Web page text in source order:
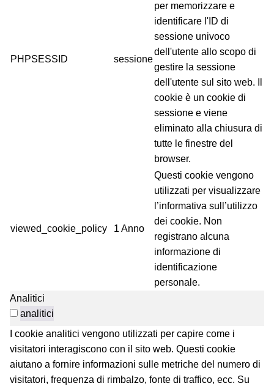
PHPSESSID sessione
per memorizzare e
identificare l'ID di
sessione univoco
dell'utente allo scopo di
gestire la sessione
dell'utente sul sito web. Il
cookie è un cookie di
sessione e viene
eliminato alla chiusura di
tutte le finestre del
browser.
viewed_cookie_policy 1 Anno
Questi cookie vengono
utilizzati per visualizzare
l’informativa sull’utilizzo
dei cookie. Non
registrano alcuna
informazione di
identificazione
personale.
Analitici
analitici
I cookie analitici vengono utilizzati per capire come i
visitatori interagiscono con il sito web. Questi cookie
aiutano a fornire informazioni sulle metriche del numero di
visitatori, frequenza di rimbalzo, fonte di traffico, ecc. Su